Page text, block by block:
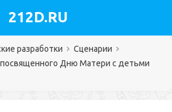
212D.RU
разработки
Сценарии
Дню Матери с детьми